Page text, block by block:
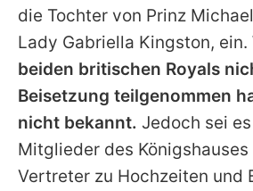
die Tochter von Prinz
Lady Gabriella Kingston, ein.
beiden britischen Royals
Beisetzung teilgenommen
nicht bekannt. Jedoch sei
Mitglieder des
Vertreter zu Hochzeiten und